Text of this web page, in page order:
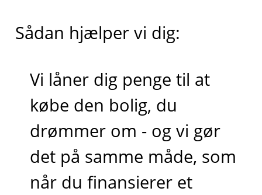
Sådan hjælper vi dig:
Vi låner dig penge til at
købe den bolig, du
drømmer om - og vi gør
det på samme måde, som
når du finansierer et